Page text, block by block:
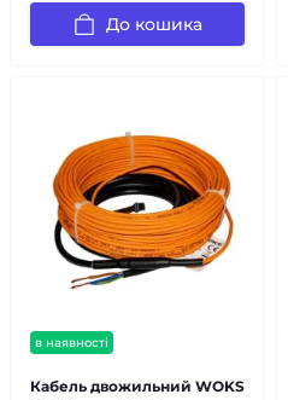
До кошика
в наявності
Кабель двожильний WOKS